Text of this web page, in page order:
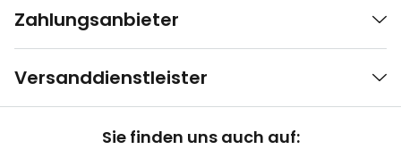
Zahlungsanbieter
Versanddienstleister
Sie finden uns auch auf: